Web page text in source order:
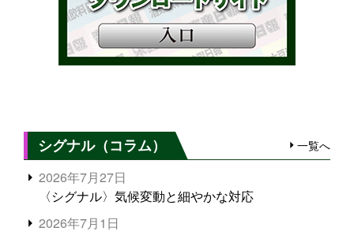
シグナル（コラム） 一覧へ
2026年7月27日
〈シグナル〉気候変動と細やかな対応
2026年7月1日